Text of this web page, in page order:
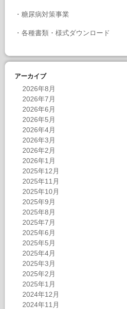
・ 糖尿病対策事業
・ 各種書類・様式ダウンロード
アーカイブ
2026年8月
2026年7月
2026年6月
2026年5月
2026年4月
2026年3月
2026年2月
2026年1月
2025年12月
2025年11月
2025年10月
2025年9月
2025年8月
2025年7月
2025年6月
2025年5月
2025年4月
2025年3月
2025年2月
2025年1月
2024年12月
2024年11月